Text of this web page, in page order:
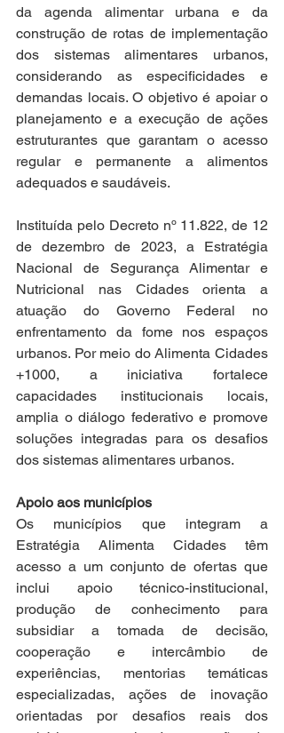
da agenda alimentar urbana e da
construção de rotas de implementação
dos sistemas alimentares urbanos,
considerando as especificidades e
demandas locais. O objetivo é apoiar o
planejamento e a execução de ações
estruturantes que garantam o acesso
regular e permanente a alimentos
adequados e saudáveis.
Instituída pelo Decreto nº 11.822, de 12
de dezembro de 2023, a Estratégia
Nacional de Segurança Alimentar e
Nutricional nas Cidades orienta a
atuação do Governo Federal no
enfrentamento da fome nos espaços
urbanos. Por meio do Alimenta Cidades
+1000, a iniciativa fortalece
capacidades institucionais locais,
amplia o diálogo federativo e promove
soluções integradas para os desafios
dos sistemas alimentares urbanos.
Apoio aos municípios
Os municípios que integram a
Estratégia Alimenta Cidades têm
acesso a um conjunto de ofertas que
inclui apoio técnico-institucional,
produção de conhecimento para
subsidiar a tomada de decisão,
cooperação e intercâmbio de
experiências, mentorias temáticas
especializadas, ações de inovação
orientadas por desafios reais dos